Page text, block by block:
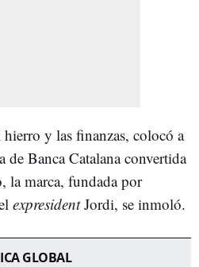
y las finanzas, colocó a
de Banca Catalana convertida
marca, fundada por
expresidentJordi, se inmoló.
GLOBAL